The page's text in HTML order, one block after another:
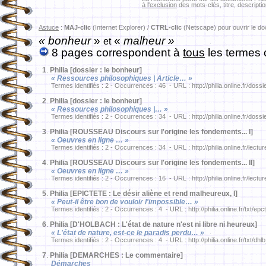
à l'exclusion des mots-clés, titre,
Astuce : MAJ-clic (Internet Explorer) / CTRL-clic (Netscape) pour ouvrir le
« bonheur» et« malheur »
8 pages correspondent à tous les termes
1. Philia [dossier : le bonheur]
« Ressources philosophiques | Article… »
Termes identifiés : 2 - Occurrences : 46 - URL : http://philia.online.fr/
2. Philia [dossier : le bonheur]
« Ressources philosophiques |… »
Termes identifiés : 2 - Occurrences : 34 - URL : http://philia.online.fr/
3. Philia [ROUSSEAU Discours sur l'origine les fondements... I]
« Oeuvres en ligne … »
Termes identifiés : 2 - Occurrences : 34 - URL : http://philia.online.fr/
4. Philia [ROUSSEAU Discours sur l'origine les fondements... II]
« Oeuvres en ligne … »
Termes identifiés : 2 - Occurrences : 16 - URL : http://philia.online.fr/
5. Philia [EPICTETE : Le désir aliène et rend malheureux, I]
« Peut-il être bon de vouloir l'impossible… »
Termes identifiés : 2 - Occurrences : 4 - URL : http://philia.online.fr/txt/
6. Philia [D'HOLBACH : L'état de nature n'est ni libre ni heureux]
« L'état de nature, est-ce le paradis perdu… »
Termes identifiés : 2 - Occurrences : 4 - URL : http://philia.online.fr/txt/
7. Philia [DEMARCHES : Le commentaire]
Démarches